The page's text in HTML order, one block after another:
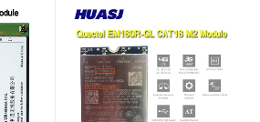
Lenovo ThinkPad T14 P14S
P15 P15g P15S P17